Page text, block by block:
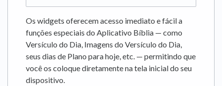
Os widgets oferecem acesso imediato e fácil a
funções especiais do Aplicativo Bíblia — como
Versículo do Dia, Imagens do Versículo do Dia,
seus dias de Plano para hoje, etc. — permitindo que
você os coloque diretamente na tela inicial do seu
dispositivo.